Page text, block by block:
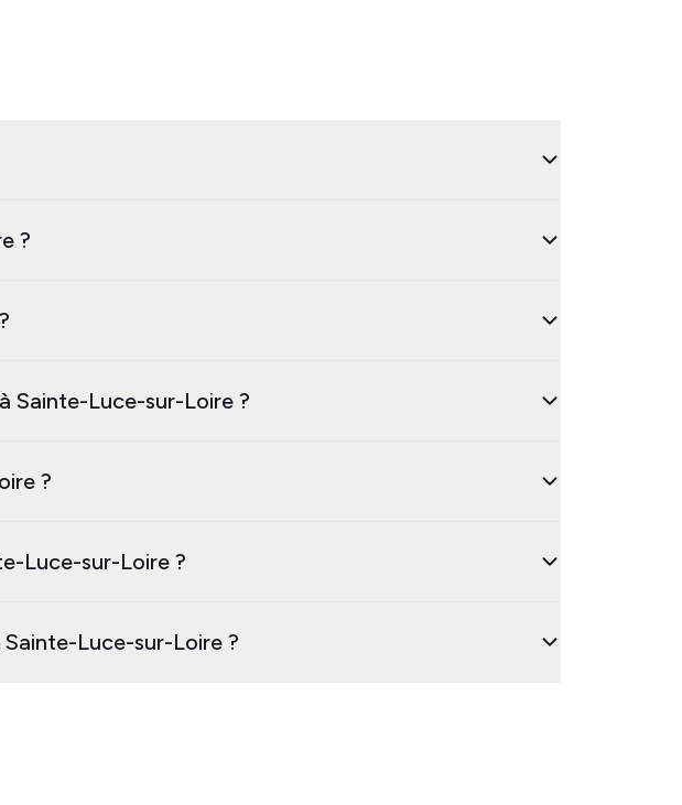
?
Sainte-Luce-sur-Loire ?
?
Luce-sur-Loire ?
Luce-sur-Loire ?